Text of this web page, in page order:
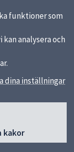
funktioner som
analysera och
dina inställningar
kakor